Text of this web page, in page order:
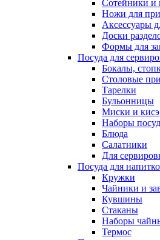
Сотейники и
Ножи для
Аксессуары
Доски
Формы для
Посуда для
Бокалы,
Столовые
Тарелки
Бульонницы
Миски и кисэ
Наборы
Блюда
Салатники
Для
Посуда для
Кружки
Чайники и
Кувшины
Стаканы
Наборы
Термос